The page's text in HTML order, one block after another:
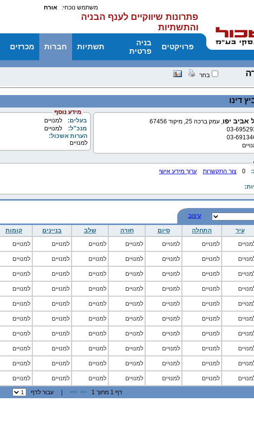
משתמש נוכחי: אורח
פתרונות שיווקיים לענף הבניה
והתשתיות
פרויקטים
בניה
פרטית
תשתיות חברות מכרזים
בחר
דינו
אביב יפו, עמק ברכה 25, מיקוד 67456
03-
03-
מידע נוסף
בעלים:
למנויים
מנכ"ל:
למנויים
הערות אשכול:
למנויים
0 צור התקשרות
ערוך מידע אישי
עיצוב
עיר התחלה סיום חזרה שלב בניינים קומות
למנויים למנויים למנויים למנויים למנויים למנויים
למנויים למנויים למנויים למנויים למנויים למנויים
למנויים למנויים למנויים למנויים למנויים למנויים
למנויים למנויים למנויים למנויים למנויים למנויים
למנויים למנויים למנויים למנויים למנויים למנויים
למנויים למנויים למנויים למנויים למנויים למנויים
למנויים למנויים למנויים למנויים למנויים למנויים
למנויים למנויים למנויים למנויים למנויים למנויים
למנויים למנויים למנויים למנויים למנויים למנויים
למנויים למנויים למנויים למנויים למנויים למנויים
דף 1 מתוך 1
<<
>> | עבור לדף